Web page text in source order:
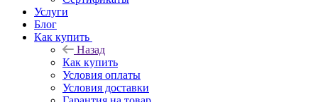
Услуги
Блог
Как купить
Назад
Как купить
Условия оплаты
Условия доставки